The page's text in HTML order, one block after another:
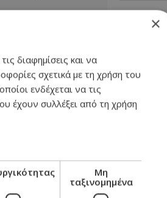
λύση και
Δώσε
ξεκάθαρα.
πρόβλημα
Στη
Δείτε
×
διαφημίσεις και να
σχετικά με τη χρήση του
ενδέχεται να τις
έχουν συλλέξει από τη χρήση
Μη
ταξινομημένα